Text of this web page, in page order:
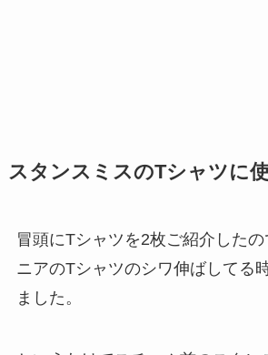
スタンスミスのTシャツに
冒頭にTシャツを2枚ご紹介した
ニアのTシャツのシワ伸ばしてる
ました。